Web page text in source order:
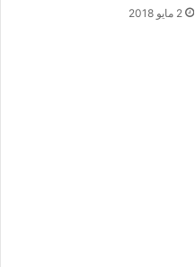
2 مايو 2018